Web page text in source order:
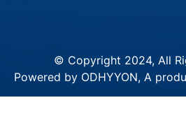
© Copyright 2024, All
Powered by ODHYYON, A